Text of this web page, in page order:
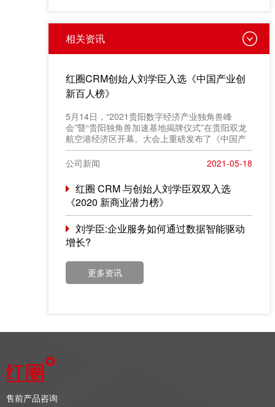
相关资讯
红圈CRM创始人刘学臣入选《中国产业创
新百人榜》
​5月14日，“2021贵阳数字经济产业独角兽峰
会”暨“贵阳独角兽加速基地揭牌仪式”在贵阳双龙
航空港经济区开幕。大会上重磅发布了《中国产
业创新百人榜》评选结果，红圈 CRM 创始人
&CEO 刘学臣成功入选“2021产业创新百人榜”。
公司新闻 2021-05-18
红圈 CRM 与创始人刘学臣双双入选
《2020 新商业潜力榜》
刘学臣:企业服务如何通过数据智能驱动
增长?
更多资讯
售前产品咨询